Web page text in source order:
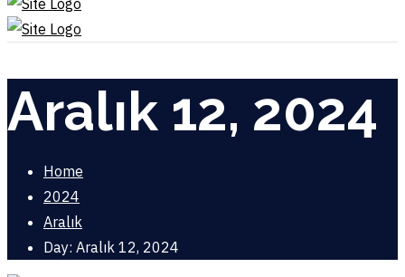
Aralık 12, 2024
Home
2024
Aralık
Day: Aralık 12, 2024